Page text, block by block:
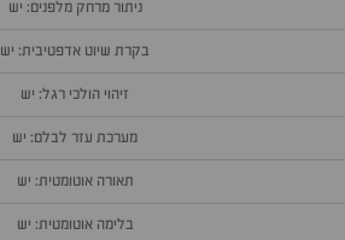
ניתור מרחק מלפנים: יש
בקרת שיוט אדפטיבית: יש
זיהוי הולכי רגל: יש
מערכת עזר לבלם: יש
תאורה אוטומטית: יש
בלימה אוטומטית: יש